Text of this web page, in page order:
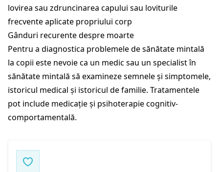
lovirea sau zdruncinarea capului sau loviturile
frecvente aplicate propriului corp
Gânduri recurente despre moarte
Pentru a diagnostica problemele de sănătate mintală
la copii este nevoie ca un medic sau un specialist în
sănătate mintală să examineze semnele și simptomele,
istoricul medical și istoricul de familie. Tratamentele
pot include medicație și psihoterapie cognitiv-
comportamentală.